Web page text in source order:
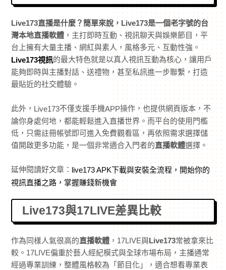
Live173直播是什麼？簡單來說，Live173是一個老字號的台
灣本地直播軟體 ，主打即時互動、視訊聊天與娛樂節目，平
台上擁有大量主播、網紅與素人，風格多元、互動性強。
Live173視訊的最大特色就是以真人視訊互動為核心，讓用戶
能夠即時與主播對話、送禮物，甚至私訊進一步聯繫，打造
最貼近的社交體驗。
此外， Live173不僅支援手機APP操作，也提供網頁版本，不
論你身處何地，都能輕鬆進入直播世界。而平台的使用門檻
低，只需註冊帳號即可進入免費觀看區，再依照需求選擇儲
值開啟更多功能，是一個非常適合入門者的直播軟體選擇。
延伸閱讀好文章： live173 APK下載與安裝全流程，開始你的
視訊直播之路，掌握賺錢新機會
Live173與17LIVE差異比較
作為同樣人氣很高的直播軟體 ，17LIVE與Live173常被拿來比
較。17LIVE偏重於藝人經紀模式與全球市場布局，主播通常
經過專業訓練，整體風格較為「節目化」，適合想看專業表